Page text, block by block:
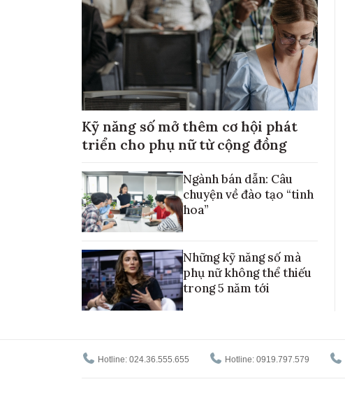
Kỹ năng số mở thêm cơ hội phát
triển cho phụ nữ từ cộng đồng
Ngành bán dẫn: Câu
chuyện về đào tạo “tinh
hoa”
Những kỹ năng số mà
phụ nữ không thể thiếu
trong 5 năm tới
Hotline: 024.36.555.655 Hotline: 0919.797.579